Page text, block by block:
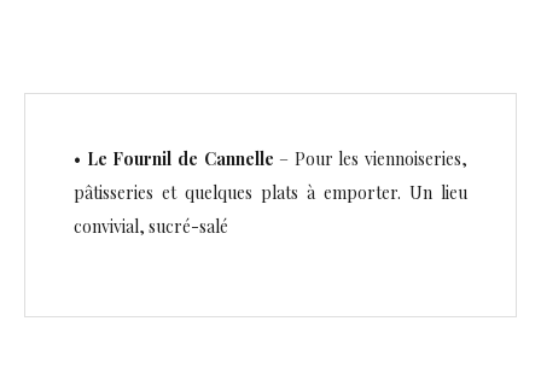
• Le Fournil de Cannelle – Pour les viennoiseries,
pâtisseries et quelques plats à emporter. Un lieu
convivial, sucré-salé